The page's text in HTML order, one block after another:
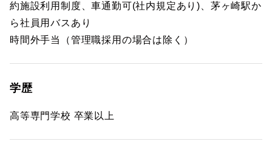
約施設利用制度、車通勤可(社内規定あり)、茅ヶ崎駅か
ら社員用バスあり
時間外手当（管理職採用の場合は除く）
学歴
高等専門学校 卒業以上